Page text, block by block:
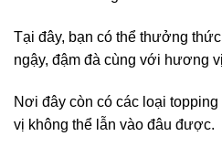
Tại đây, bạn có thể thưởng
ngậy, đậm đà cùng với hương
Nơi đây còn có các loại
vị không thể lẫn vào đâu được.